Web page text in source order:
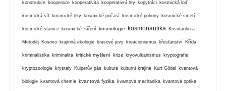
konstrukce kooperace kooperativita kooperativní hry kopytníci kosmická loď
kosmická síť kosmické lety kosmické počasí kosmické pohony kosmické smetí
kosmické stanice kosmické záření kosmologie kosmonautika Kosntantin a
Metoděj Kosovo krajinná ekologie krasové jevy kreacionismus křesťanství Křída
kriminalistika kriminalita kritické myšlení krize kryovulkanismus kryptografie
kryptozoologie krystaly Kuiperův pás kultura kulturní krajina Kurt Gödel kvantová
biologie kvantová chemie kvantová fyzika kvantová mechanika kvantová optika